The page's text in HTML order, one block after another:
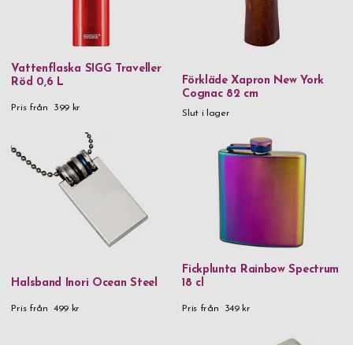
Vattenflaska SIGG Traveller
Röd 0,6 L
Pris från 399 kr
Förkläde Xapron New York
Cognac 82 cm
Slut i lager
Halsband Inori Ocean Steel
Pris från 499 kr
Fickplunta Rainbow Spectrum
18 cl
Pris från 349 kr